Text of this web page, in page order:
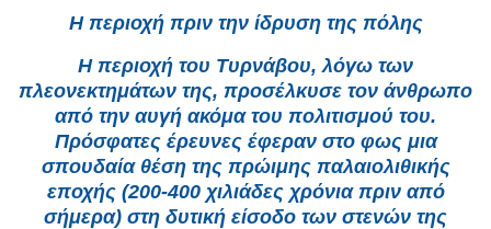
Η περιοχή πριν την ίδρυση της πόλης
Η περιοχή του Τυρνάβου, λόγω των
πλεονεκτημάτων της, προσέλκυσε τον άνθρωπο
από την αυγή ακόμα του πολιτισμού του.
Πρόσφατες έρευνες έφεραν στο φως μια
σπουδαία θέση της πρώιμης παλαιολιθικής
εποχής (200-400 χιλιάδες χρόνια πριν από
σήμερα) στη δυτική είσοδο των στενών της